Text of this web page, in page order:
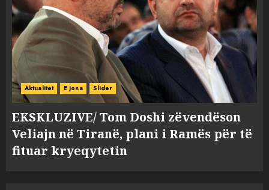
Aktualitet E jona Slider
EKSKLUZIVE/ Tom Doshi zëvendëson
Veliajn në Tiranë, plani i Ramës për të
fituar kryeqytetin